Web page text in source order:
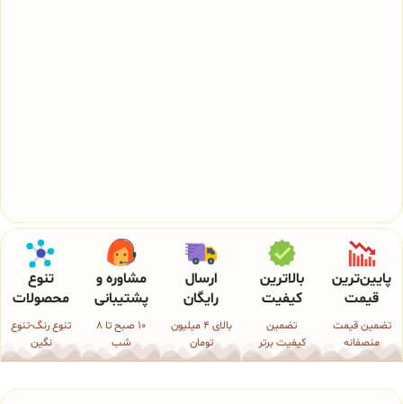
پایین‌ترین
قیمت
تضمین قیمت
منصفانه
بالاترین
کیفیت
تضمین
کیفیت برتر
ارسال
رایگان
بالای 4 میلیون
تومان
مشاوره و
پشتیبانی
10 صبح تا 8
شب
تنوع
محصولات
تنوع رنگ-تنوع
نگین